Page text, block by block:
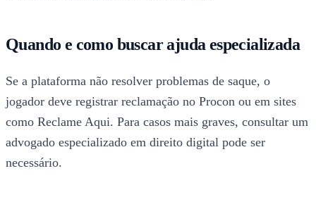
Quando e como buscar ajuda especializada
Se a plataforma não resolver problemas de saque, o
jogador deve registrar reclamação no Procon ou em sites
como Reclame Aqui. Para casos mais graves, consultar um
advogado especializado em direito digital pode ser
necessário.